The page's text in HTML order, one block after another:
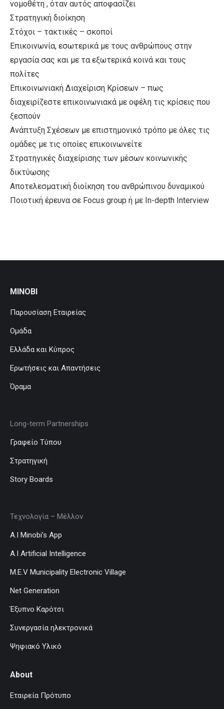
νομοθέτη , όταν αυτός αποφασίζει
Στρατηγική διοίκηση
Στόχοι – τακτικές – σκοποί
Επικοινωνία, εσωτερικά με τους ανθρώπους στην
εργασία σας και με τα εξωτερικά κοινά και τους
πολίτες
Επικοινωνιακή Διαχείριση Κρίσεων – πως
διαχειρίζεστε επικοινωνιακά με οφέλη τις κρίσεις που
ξεσπούν
Ανάπτυξη Σχέσεων με επιστημονικό τρόπο με όλες τις
ομάδες με τις οποίες επικοινωνείτε
Στρατηγικές διαχείρισης των μέσων κοινωνικής
δικτύωσης
Αποτελεσματική διοίκηση του ανθρώπινου δυναμικού
Ποιοτική έρευνα σε Focus group ή με In-depth Interview
MINOBI
Παρουσίαση Εταιρείας
Ομάδα
Ελλάδα και Κύπρος
Ερωτήσεις και Απαντήσεις
Όραμα
Long-term Partnerships
Γραφείο Τύπου
Στρατηγική
Story Boards
Τεχνολογία – Μέλλον
A.I Minobi’s App
A.I Artificial Intelligence
M.E.V Municipality Electronic Village
Net Generation
Έξυπνο Καρότσι
Συνεργασία ηλεκτρονικά
Ψηφιακό Υλικό
About
Εταιρεία Πρότυπο